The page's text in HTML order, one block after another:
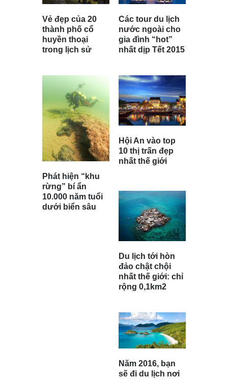
Vẻ đẹp của 20
thành phố cổ
huyền thoại
trong lịch sử
Phát hiện “khu
rừng” bí ẩn
10.000 năm tuổi
dưới biển sâu
Các tour du lịch
nước ngoài cho
gia đình “hot”
nhất dịp Tết 2015
Hội An vào top
10 thị trấn đẹp
nhất thế giới
Du lịch tới hòn
đảo chật chội
nhất thế giới: chỉ
rộng 0,1km2
Năm 2016, bạn
sẽ đi du lịch nơi